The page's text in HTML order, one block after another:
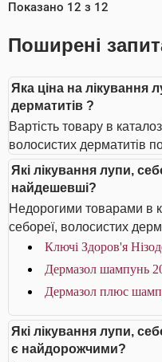
Показано 12 з 12
Поширені
Яка ціна на лікування
дерматитів ?
Вартість товару в
волосистих дерматитів
Які лікування лупи,
найдешевші?
Недорогими товарами в
себореї, волосистих
Ключі Здоров'я
Дермазол шампунь
Дермазол плюс
Які лікування лупи,
є найдорожчими?